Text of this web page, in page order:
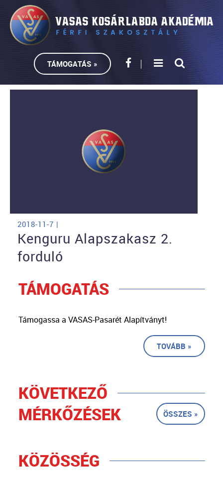
TÁMOGATÁS »
2018-11-7 |
Kenguru Alapszakasz 2.
forduló
TÁMOGATÁS
Támogassa a VASAS-Pasarét Alapítványt!
TOVÁBB »
KÖVETKEZŐ
MÉRKŐZÉSEK
ÖSSZES »
KÖZÖSSÉG